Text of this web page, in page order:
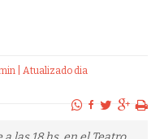
| Atualizado dia